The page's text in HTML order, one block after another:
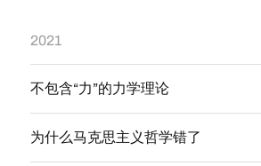
2021
不包含“力”的力学理论
为什么马克思主义哲学错了